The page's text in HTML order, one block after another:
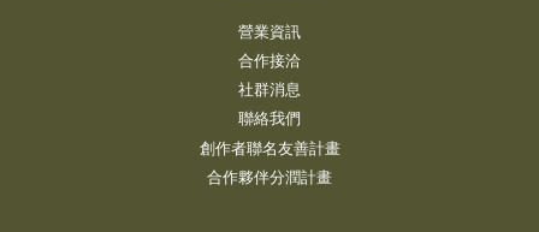
營業資訊
合作接洽
社群消息
聯絡我們
創作者聯名友善計畫
合作夥伴分潤計畫